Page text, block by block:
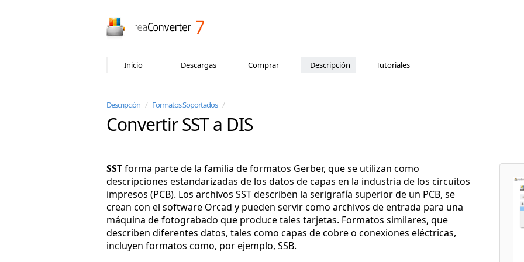
Inicio Descargas Comprar Descripción Tutoriales
Descripción / Formatos Soportados /
Convertir SST a DIS
SSTforma parte de la familia de formatos Gerber, que se utilizan como
descripciones estandarizadas de los datos de capas en la industria de los circuitos
impresos (PCB). Los archivos SST describen la serigrafía superior de un PCB, se
crean con el software Orcad y pueden servir como archivos de entrada para una
máquina de fotograbado que produce tales tarjetas. Formatos similares, que
describen diferentes datos, tales como capas de cobre o conexiones eléctricas,
incluyen formatos como, por ejemplo, SSB.